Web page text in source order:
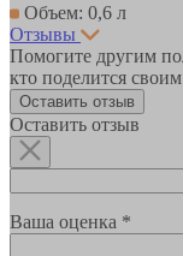
Объем: 0,6 л
Отзывы
Помогите другим
кто поделится
Оставить отзыв
Оставить отзыв
Ваша оценка *